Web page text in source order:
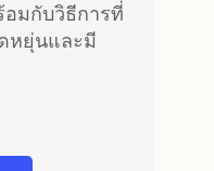
อมกับวิธีการที่
หยุ่นและมี